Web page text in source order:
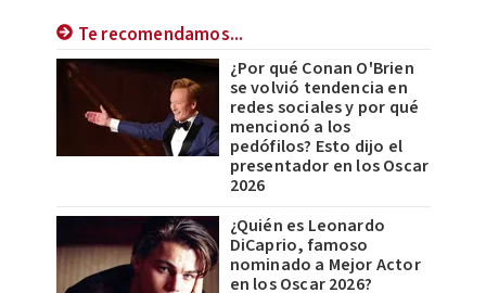
Te recomendamos...
¿Por qué Conan O'Brien
se volvió tendencia en
redes sociales y por qué
mencionó a los
pedófilos? Esto dijo el
presentador en los Oscar
2026
¿Quién es Leonardo
DiCaprio, famoso
nominado a Mejor Actor
en los Oscar 2026?